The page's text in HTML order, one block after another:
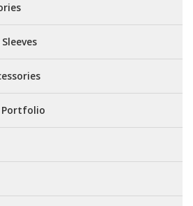
Portfolio